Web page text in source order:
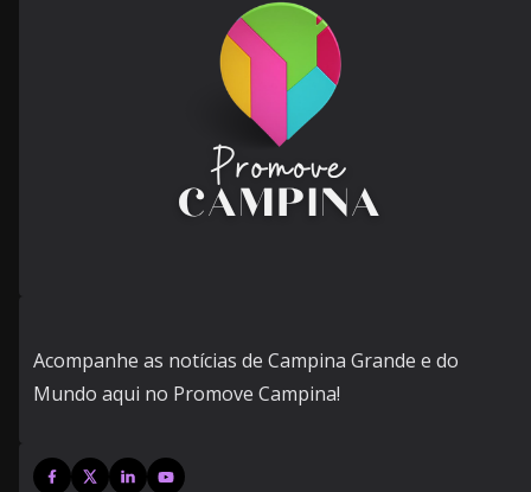
Acompanhe as notícias de Campina Grande e do
Mundo aqui no Promove Campina!